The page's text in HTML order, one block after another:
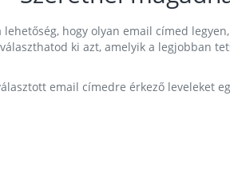
lehetőség, hogy olyan email címed
választhatod ki azt, amelyik a legjobban
email címedre érkező leveleket